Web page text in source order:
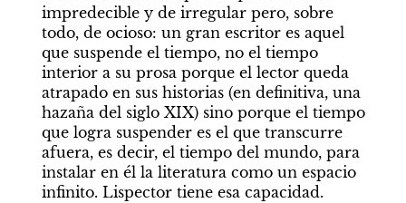
impredecible y de irregular pero, sobre
todo, de ocioso: un gran escritor es aquel
que suspende el tiempo, no el tiempo
interior a su prosa porque el lector queda
atrapado en sus historias (en definitiva, una
hazaña del siglo XIX) sino porque el tiempo
que logra suspender es el que transcurre
afuera, es decir, el tiempo del mundo, para
instalar en él la literatura como un espacio
infinito. Lispector tiene esa capacidad.